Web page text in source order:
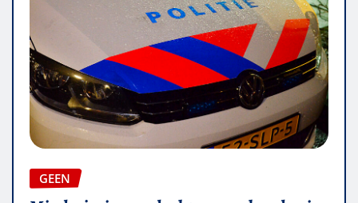
GEEN